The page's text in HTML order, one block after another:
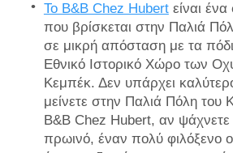
Το B&B Chez Hubertείναι ένα
που βρίσκεται στην Παλιά
σε μικρή απόσταση με τα
Εθνικό Ιστορικό Χώρο των
Κεμπέκ. Δεν υπάρχει
μείνετε στην Παλιά Πόλη του
B&B Chez Hubert, αν ψάχνετε
πρωινό, έναν πολύ φιλόξενο